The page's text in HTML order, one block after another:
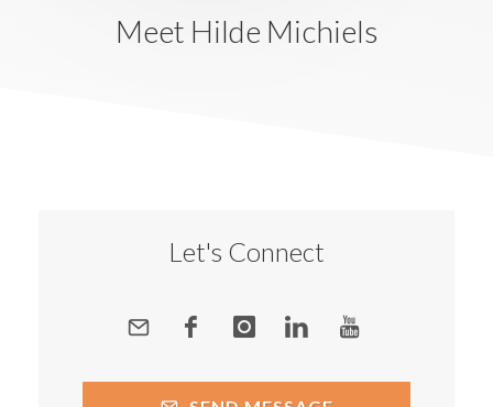
Meet Hilde Michiels
Let's Connect